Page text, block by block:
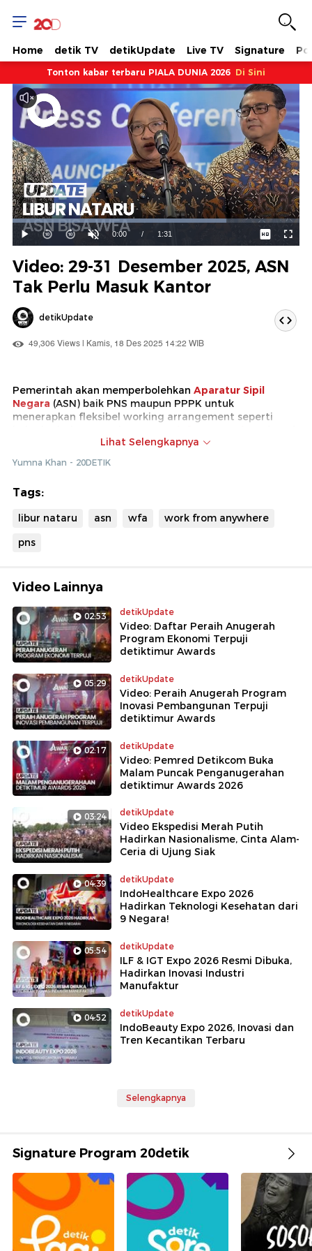
Home detik TV detikUpdate Live TV Signature
Tonton kabar terbaru PIALA DUNIA 2026 Di Sini
Mainkan
Suara
Hidup
Waktu
0:00 / Durasi
1:31
Dimuat:
74.48%
Video: 29-31 Desember 2025, ASN
Tak Perlu Masuk Kantor
detikUpdate
49,306 Views | Kamis, 18 Des 2025 14:22 WIB
Pemerintah akan memperbolehkan Aparatur Sipil
Negara (ASN) baik PNS maupun PPPK untuk
menerapkan fleksibel working arrangement seperti
libur natal dan tahun baru(Nataru). Kebijakan ini
akan diterapkan di setiap instansi pemerintah baik
pusat maupun daerah mulai tanggal 29-31 Desember
Negara dan Reformasi Birokrasi (MenPANRB) Rini
pemerintah agar tetap memberikan layanan publik
Lihat Selengkapnya
Yumna Khan - 20DETIK
Tags:
libur nataru asn wfa
work from anywhere
pns
Video Lainnya
02:53 detikUpdate
Video: Daftar Peraih Anugerah
Program Ekonomi Terpuji
detiktimur Awards
05:29 detikUpdate
Video: Peraih Anugerah Program
Inovasi Pembangunan Terpuji
detiktimur Awards
02:17 detikUpdate
Video: Pemred Detikcom Buka
Malam Puncak Penganugerahan
detiktimur Awards 2026
03:24 detikUpdate
Video Ekspedisi Merah Putih
Hadirkan Nasionalisme, Cinta Alam-
Ceria di Ujung Siak
04:39 detikUpdate
IndoHealthcare Expo 2026
Hadirkan Teknologi Kesehatan dari
9 Negara!
05:54 detikUpdate
ILF & IGT Expo 2026 Resmi Dibuka,
Hadirkan Inovasi Industri
Manufaktur
04:52 detikUpdate
IndoBeauty Expo 2026, Inovasi dan
Tren Kecantikan Terbaru
Selengkapnya
Signature Program 20detik